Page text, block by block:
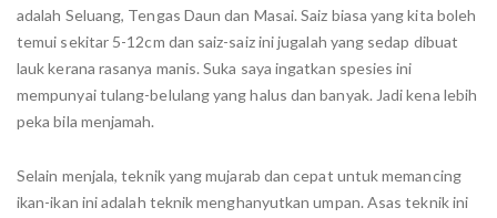
adalah Seluang, Tengas Daun dan Masai. Saiz biasa yang kita boleh
temui sekitar 5-12cm dan saiz-saiz ini jugalah yang sedap dibuat
lauk kerana rasanya manis. Suka saya ingatkan spesies ini
mempunyai tulang-belulang yang halus dan banyak. Jadi kena lebih
peka bila menjamah.
Selain menjala, teknik yang mujarab dan cepat untuk memancing
ikan-ikan ini adalah teknik menghanyutkan umpan. Asas teknik ini